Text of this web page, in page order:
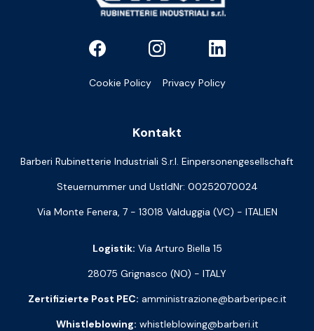
Cookie Policy Privacy Policy
Kontakt
Barberi Rubinetterie Industriali S.r.l. Einpersonengesellschaft
Steuernummer und UstIdNr: 00252070024
Via Monte Fenera, 7 - 13018 Valduggia (VC) - ITALIEN
Logistik: Via Arturo Biella 15
28075 Grignasco (NO) - ITALY
Zertifizierte Post PEC: amministrazione@barberipec.it
Whistleblowing: whistleblowing@barberi.it